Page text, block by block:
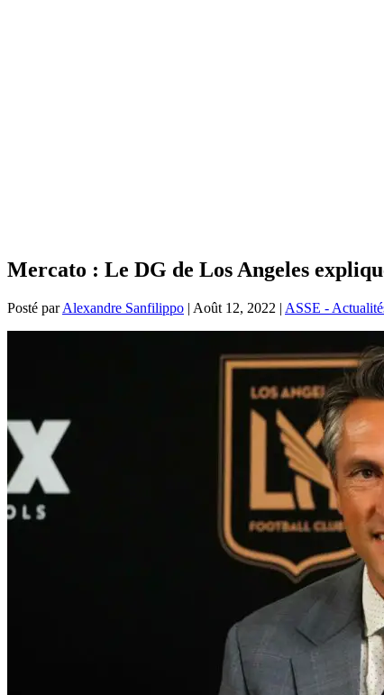
Mercato : Le DG de Los Angeles
Posté parAlexandre Sanfilippo | Août 12, 2022 | ASSE -